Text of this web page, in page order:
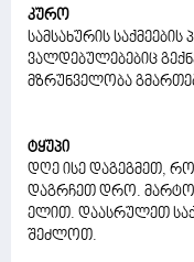
კურო
სამსახურის
ვალდებულებებიც
მზრუნველობა
ტყუპი
დღე ისე დაგეგმეთ,
დაგრჩეთ დრო.
ელით. დაასრულეთ
შეძლოთ.